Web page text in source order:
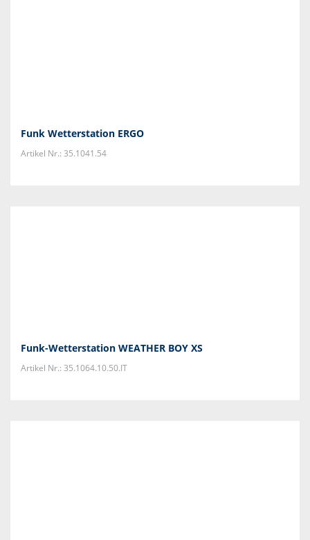
Funk Wetterstation ERGO
Artikel Nr.: 35.1041.54
Funk-Wetterstation WEATHER BOY XS
Artikel Nr.: 35.1064.10.50.IT